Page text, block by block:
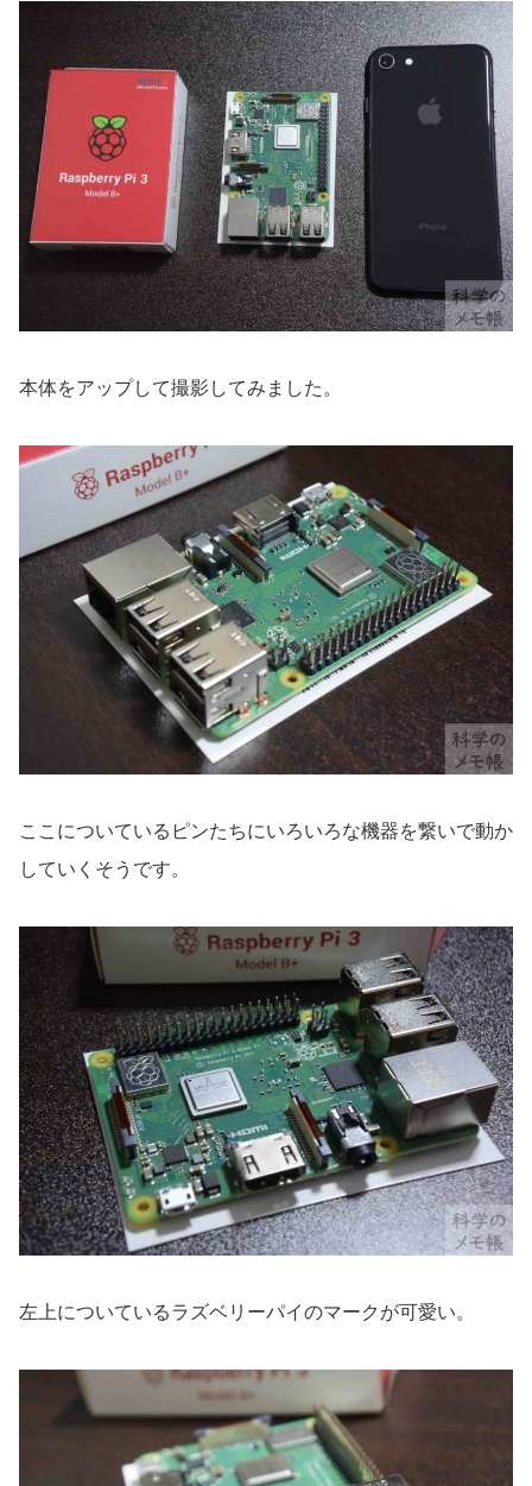
本体をアップして撮影してみました。
ここについているピンたちにいろいろな機器を繋いで動か
していくそうです。
左上についているラズベリーパイのマークが可愛い。